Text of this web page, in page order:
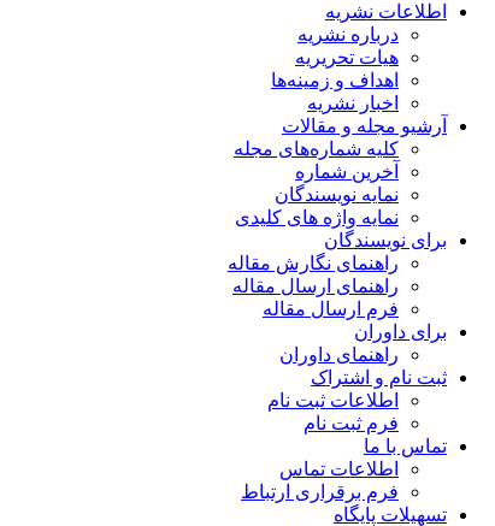
اطلاعات نشریه
درباره نشریه
هیات تحریریه
اهداف و زمینه‌ها
اخبار نشریه
آرشیو مجله و مقالات
کلیه شماره‌های مجله
آخرین شماره
نمایه نویسندگان
نمایه واژه های کلیدی
برای نویسندگان
راهنمای نگارش مقاله
راهنمای ارسال مقاله
فرم ارسال مقاله
برای داوران
راهنمای داوران
ثبت نام و اشتراک
اطلاعات ثبت نام
فرم ثبت نام
تماس با ما
اطلاعات تماس
فرم برقراری ارتباط
تسهیلات پایگاه